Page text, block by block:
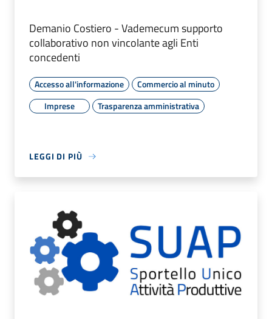
Demanio Costiero - Vademecum supporto
collaborativo non vincolante agli Enti
concedenti
Accesso all'informazione
Commercio al minuto
Imprese
Trasparenza amministrativa
LEGGI DI PIÙ